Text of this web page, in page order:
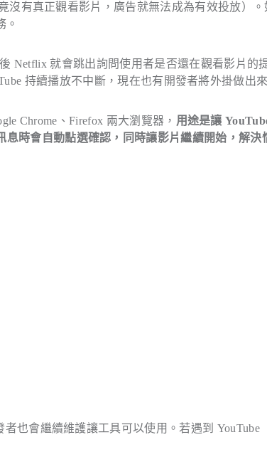
沒有真正觀看影片，廣告就無法成為有效投放）。
。
Netflix 就會跳出詢問使用者是否還在觀看影片的
持續播放不中斷，現在也有開發者將外掛做出
Chrome、Firefox 兩大瀏覽器， 用途是讓
時會自動點選確認，同時讓影片繼續開始，解決
也會繼續維護讓工具可以使用。若遇到 YouTube